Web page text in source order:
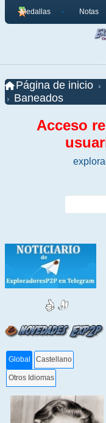
Medallas Notas
Página de inicio
Baneados
Acceso
Global Castellano
Otros Idiomas